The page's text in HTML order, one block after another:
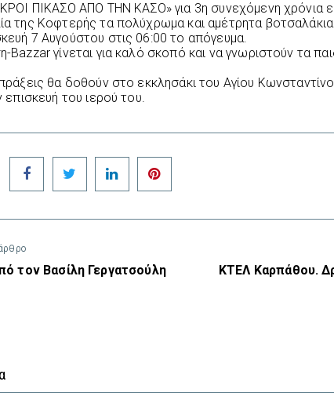
ΠΙΚΑΣΟ ΑΠΟ ΤΗΝ ΚΑΣΟ» για 3η συνεχόμενη χρόνια
της Κοφτερής τα πολύχρωμα και αμέτρητα
7 Αυγούστου στις 06:00 το απόγευμα.
Bazzar γίνεται για καλό σκοπό και να γνωριστούν τα
θα δοθούν στο εκκλησάκι του Αγίου
επισκευή του ιερού του.
Facebook Twitter LinkedIn
τον Βασίλη Γεργατσούλη
ΚΤΕΛ Καρπάθου.